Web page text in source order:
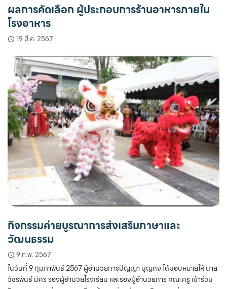
ผลการคัดเลือก ผู้ประกอบการร้านอาหารภายใน
โรงอาหาร
19 มี.ค. 2567
กิจกรรมค่ายบูรณาการส่งเสริมภาษาและ
วัฒนธรรม
9 ก.พ. 2567
ในวันที่ 9 กุมภาพันธ์ 2567 ผู้อำนวยการปัญญา บุญคง ได้มอบหมายให้ นาย
วัชรพันธ์ มีศร รองผู้อำนวยโรงเรียน และรองผู้อำนวยการ คณะครู เข้าร่วม